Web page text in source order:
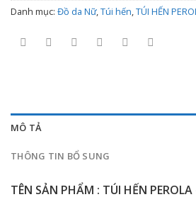
Danh mục: Đồ da Nữ,Túi hến,TÚI HẾN
MÔ TẢ
THÔNG TIN BỔ SUNG
TÊN SẢN PHẨM : TÚI HẾN PEROLA